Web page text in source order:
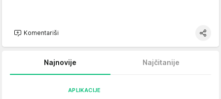
Komentariši
Najnovije Najčitanije
APLIKACIJE